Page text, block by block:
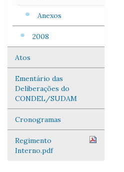
Anexos
2008
Atos
Ementário das
Deliberações do
CONDEL/SUDAM
Cronogramas
Regimento
Interno.pdf